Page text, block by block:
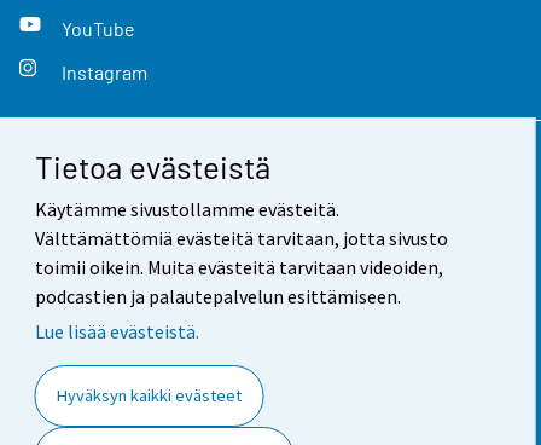
Tietoa evästeistä
Käytämme sivustollamme evästeitä.
Välttämättömiä evästeitä tarvitaan, jotta sivusto
toimii oikein. Muita evästeitä tarvitaan videoiden,
podcastien ja palautepalvelun esittämiseen.
Lue lisää evästeistä.
Hyväksyn kaikki evästeet
YouTube
Instagram
Yhteystiedot
Palaute
Käyttöehdot
Saavutettavuus
Tietoa sivustosta